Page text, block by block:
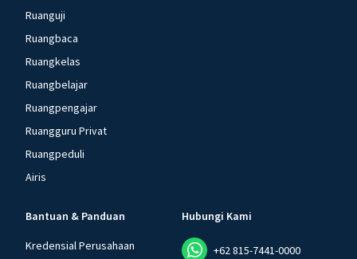
Ruanguji
Ruangbaca
Ruangkelas
Ruangbelajar
Ruangpengajar
Ruangguru Privat
Ruangpeduli
Airis
Bantuan & Panduan
Kredensial Perusahaan
Hubungi Kami
+62 815-7441-0000